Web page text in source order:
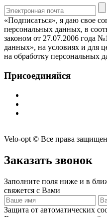
«Подписаться», я даю свое
персональных данных, в
законом от 27.07.2006 года
данных», на условиях и для
на обработку персональных
Присоединяйся
Velo-opt © Все права
Заказать звонок
Заполните поля ниже и в
свяжется с Вами
Защита от автоматических